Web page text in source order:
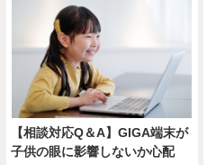
【相談対応Q＆A】GIGA端末が
子供の眼に影響しないか心配